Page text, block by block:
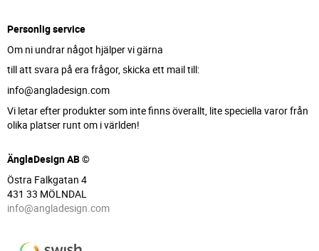
Personlig service
Om ni undrar något hjälper vi gärna
till att svara på era frågor, skicka ett mail till:
info@angladesign.com
Vi letar efter produkter som inte finns överallt, lite speciella varor från
olika platser runt om i världen!
ÄnglaDesign AB ©
Östra Falkgatan 4
431 33 MÖLNDAL
info@angladesign.com